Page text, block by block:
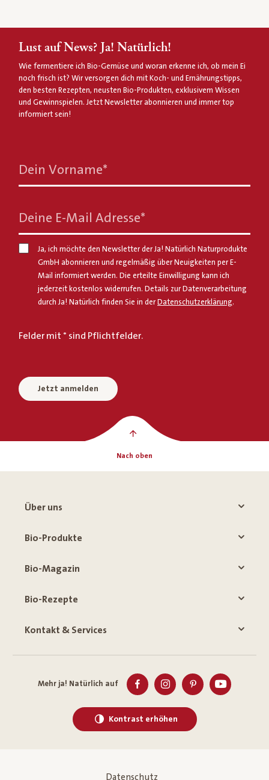
Lust auf News? Ja! Natürlich!
Wie fermentiere ich Bio-Gemüse und woran erkenne ich, ob mein Ei
noch frisch ist? Wir versorgen dich mit Koch- und Ernährungstipps,
den besten Rezepten, neusten Bio-Produkten, exklusivem Wissen
und Gewinnspielen. Jetzt Newsletter abonnieren und immer top
informiert sein!
Dein Vorname*
Deine E-Mail Adresse*
Ja, ich möchte den Newsletter der Ja! Natürlich Naturprodukte
GmbH abonnieren und regelmäßig über Neuigkeiten per E-
Mail informiert werden. Die erteilte Einwilligung kann ich
jederzeit kostenlos widerrufen. Details zur Datenverarbeitung
durch Ja! Natürlich finden Sie in derDatenschutzerklärung.
Felder mit * sind Pflichtfelder.
Jetzt anmelden
Nach oben
Über uns
Bio-Produkte
Bio-Magazin
Bio-Rezepte
Kontakt & Services
Mehr ja! Natürlich auf
Kontrast erhöhen
Datenschutz